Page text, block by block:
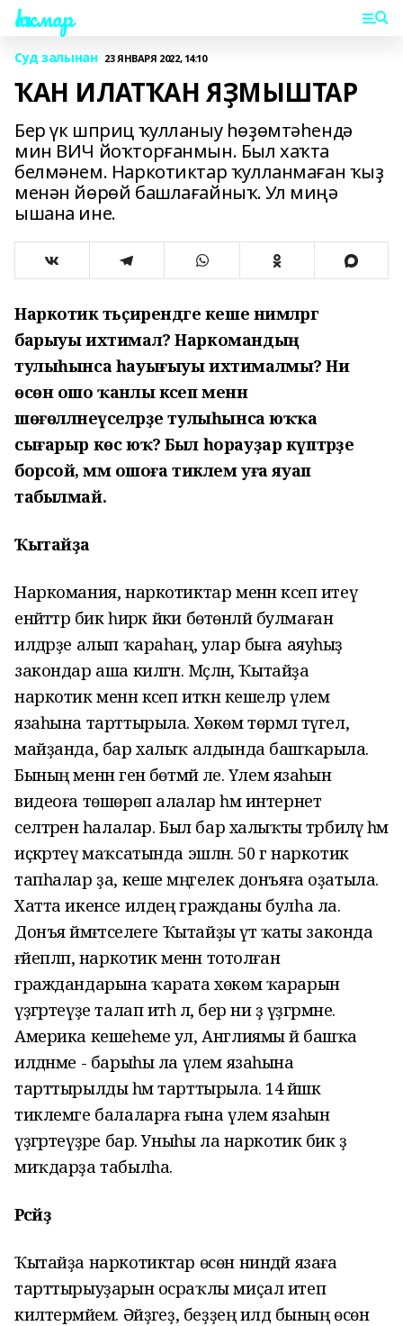
Һаҡмар
Суд залынан 23 ЯНВАРЯ 2022, 14:10
ҠАН ИЛАТҠАН ЯҘМЫШТАР
Бер үк шприц ҡулланыу һөҙөмтәһендә
мин ВИЧ йоҡторғанмын. Был хаҡта
белмәнем. Наркотиктар ҡулланмаған ҡыҙ
менән йөрөй башлағайныҡ. Ул миңә
ышана ине.
Наркотик тәьҫирендәге кеше нимәләргә
барыуы ихтимал? Наркомандың
тулыһынса һауығыуы ихтималмы? Ни
өсөн ошо ҡанлы кәсеп менән
шөғөлләнеүселәрҙе тулыһынса юҡҡа
сығарыр көс юҡ? Был һорауҙар күптәрҙе
борсой, әммә ошоға тиклем уға яуап
табылмай.
Ҡытайҙа
Наркомания, наркотиктар менән кәсеп итеү
енәйәттәр бик һирәк йәки бөтөнләй булмаған
илдәрҙе алып ҡараһаң, улар быға аяуһыҙ
закондар аша килгән. Мәҫәлән, Ҡытайҙа
наркотик менән кәсеп иткән кешеләр үлем
язаһына тарттырыла. Хөкөм төрмәлә түгел, ә
майҙанда, бар халыҡ алдында башҡарыла.
Бының менән генә бөтмәй әле. Үлем язаһын
видеоға төшөрөп алалар һәм интернет
селтәренә һалалар. Был бар халыҡты тәрбиәләү һәм
иҫкәртеү маҡсатында эшләнә. 50 г наркотик
тапһалар ҙа, кеше мәңгелек донъяға оҙатыла.
Хатта икенсе илдең гражданы булһа ла.
Донъя йәмәғәтселеге Ҡытайҙы үтә ҡаты законда
ғәйепләп, наркотик менән тотолған
граждандарына ҡарата хөкөм ҡарарын
үҙгәртеүҙе талап итһә лә, бер ни ҙә үҙгәрмәне.
Америка кешеһеме ул, Англиямы йә башҡа
илдәнме - барыһы ла үлем язаһына
тарттырылды һәм тарттырыла. 14 йәшкә
тиклемге балаларға ғына үлем язаһын
үҙгәртеүҙәре бар. Уныһы ла наркотик бик әҙ
миҡдарҙа табылһа.
Рәсәйҙә
Ҡытайҙа наркотиктар өсөн ниндәй язаға
тарттырыуҙарын осраҡлы миҫал итеп
килтермәйем. Әйҙәгеҙ, беҙҙең илдә бының өсөн